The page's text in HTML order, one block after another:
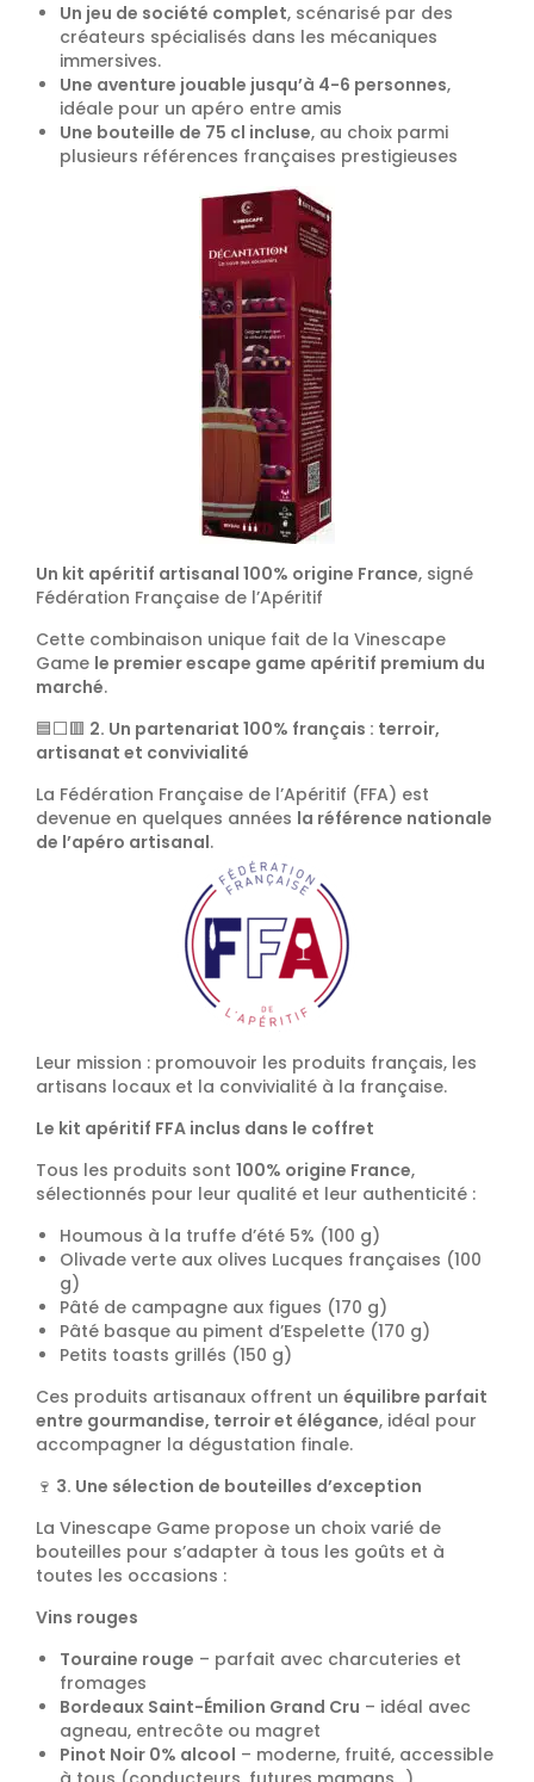
Un jeu de société complet, scénarisé par des
créateurs spécialisés dans les mécaniques
immersives.
Une aventure jouable jusqu’à 4-6 personnes,
idéale pour un apéro entre amis
Une bouteille de 75 cl incluse, au choix parmi
plusieurs références françaises prestigieuses
Un kit apéritif artisanal 100% origine France, signé
Fédération Française de l’Apéritif
Cette combinaison unique fait de la Vinescape
Game le premier escape game apéritif premium du
marché.
🟦⬜🟥 2. Un partenariat 100% français : terroir,
artisanat et convivialité
La Fédération Française de l’Apéritif (FFA) est
devenue en quelques années la référence nationale
de l’apéro artisanal.
Leur mission : promouvoir les produits français, les
artisans locaux et la convivialité à la française.
Le kit apéritif FFA inclus dans le coffret
Tous les produits sont 100% origine France,
sélectionnés pour leur qualité et leur authenticité :
Houmous à la truffe d’été 5% (100 g)
Olivade verte aux olives Lucques françaises (100
g)
Pâté de campagne aux figues (170 g)
Pâté basque au piment d’Espelette (170 g)
Petits toasts grillés (150 g)
Ces produits artisanaux offrent un équilibre parfait
entre gourmandise, terroir et élégance, idéal pour
accompagner la dégustation finale.
🍷 3. Une sélection de bouteilles d’exception
La Vinescape Game propose un choix varié de
bouteilles pour s’adapter à tous les goûts et à
toutes les occasions :
Vins rouges
Touraine rouge – parfait avec charcuteries et
fromages
Bordeaux Saint-Émilion Grand Cru – idéal avec
agneau, entrecôte ou magret
Pinot Noir 0% alcool – moderne, fruité, accessible